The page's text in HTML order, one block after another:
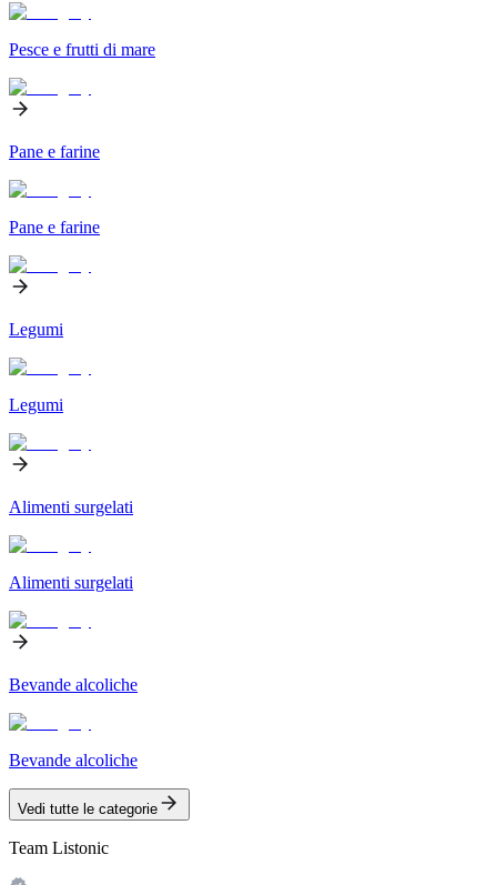
Pesce e frutti di mare
Pane e farine
Pane e farine
Legumi
Legumi
Alimenti surgelati
Alimenti surgelati
Bevande alcoliche
Bevande alcoliche
Vedi tutte le categorie
Team Listonic